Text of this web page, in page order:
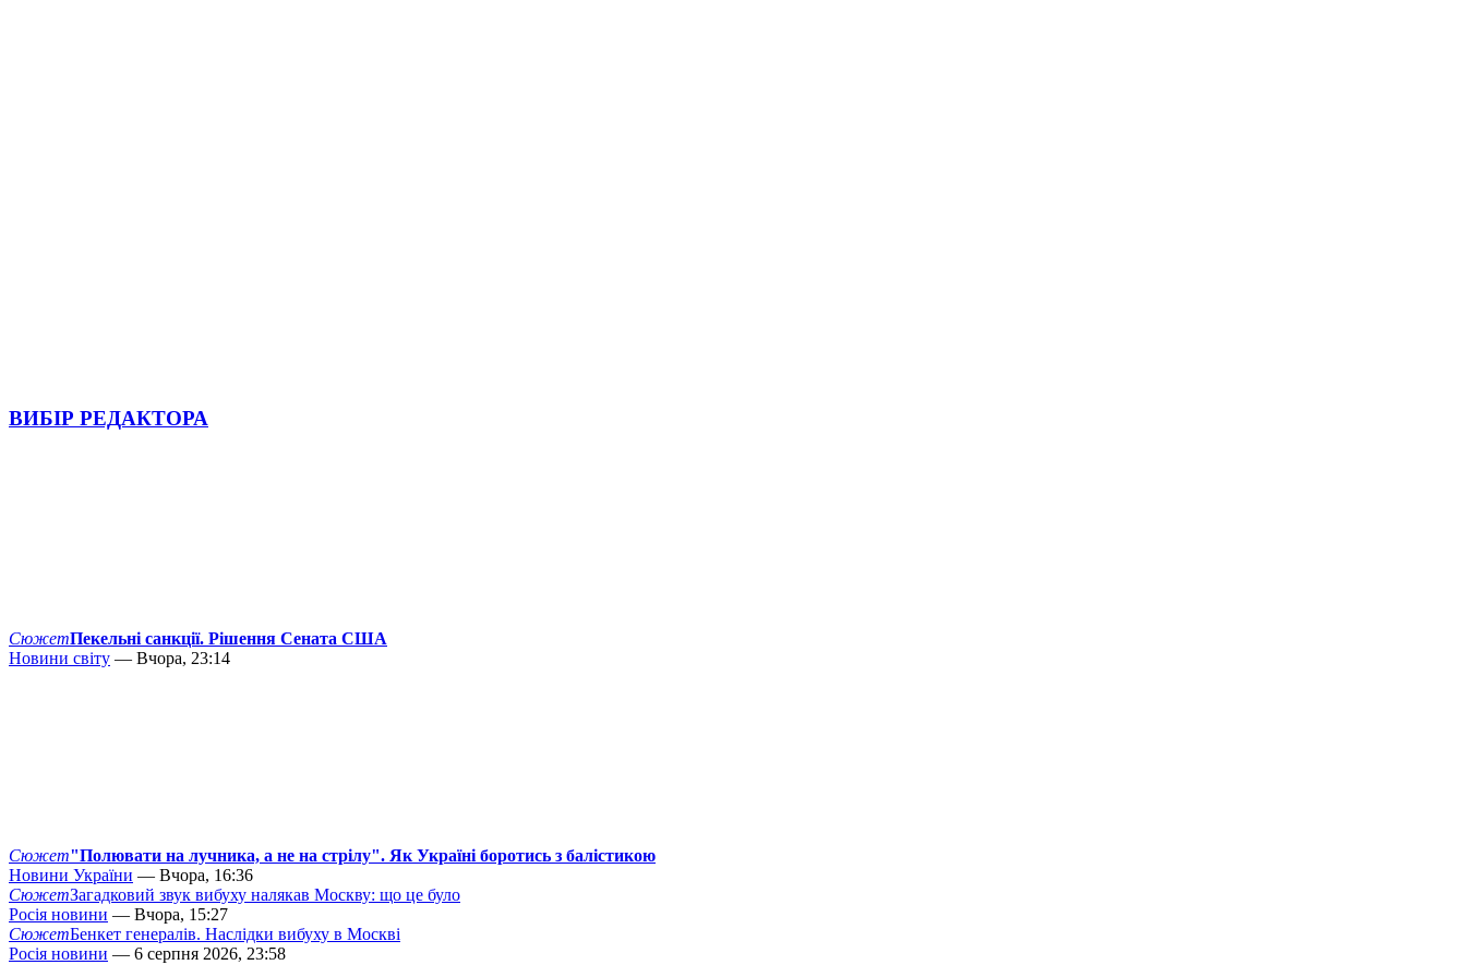
ВИБІР РЕДАКТОРА
СюжетПекельні санкції. Рішення Сената США
Новини світу — Вчора, 23:14
Сюжет"Полювати на лучника, а не на стрілу". Як Україні боротись з балістикою
Новини України — Вчора, 16:36
СюжетЗагадковий звук вибуху налякав Москву: що це було
Росія новини — Вчора, 15:27
СюжетБенкет генералів. Наслідки вибуху в Москві
Росія новини — 6 серпня 2026, 23:58